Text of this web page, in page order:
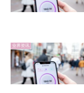
业界资讯